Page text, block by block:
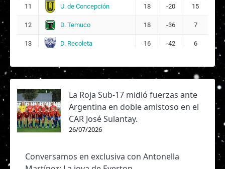
11 U. de Concepción 18 -20 15
12 D. Temuco 18 -36 7
13 D. Recoleta 16 -42 6
La Roja Sub-17 midió fuerzas ante
Argentina en doble amistoso en el
CAR José Sulantay.
26/07/2026
Conversamos en exclusiva con Antonella